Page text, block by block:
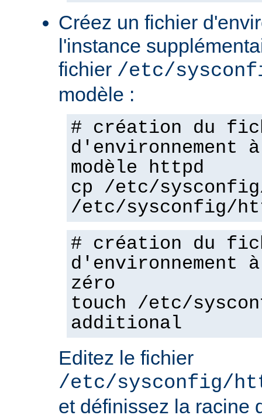
Créez un fichier
l'instance
fichier /etc/
modèle :
# création du
d'environnement
modèle httpd
cp /etc/
/etc/sysconfig/
# création du
d'environnement
zéro
touch /etc/
additional
Editez le fichier
/etc/sysconfig/
et définissez la racine